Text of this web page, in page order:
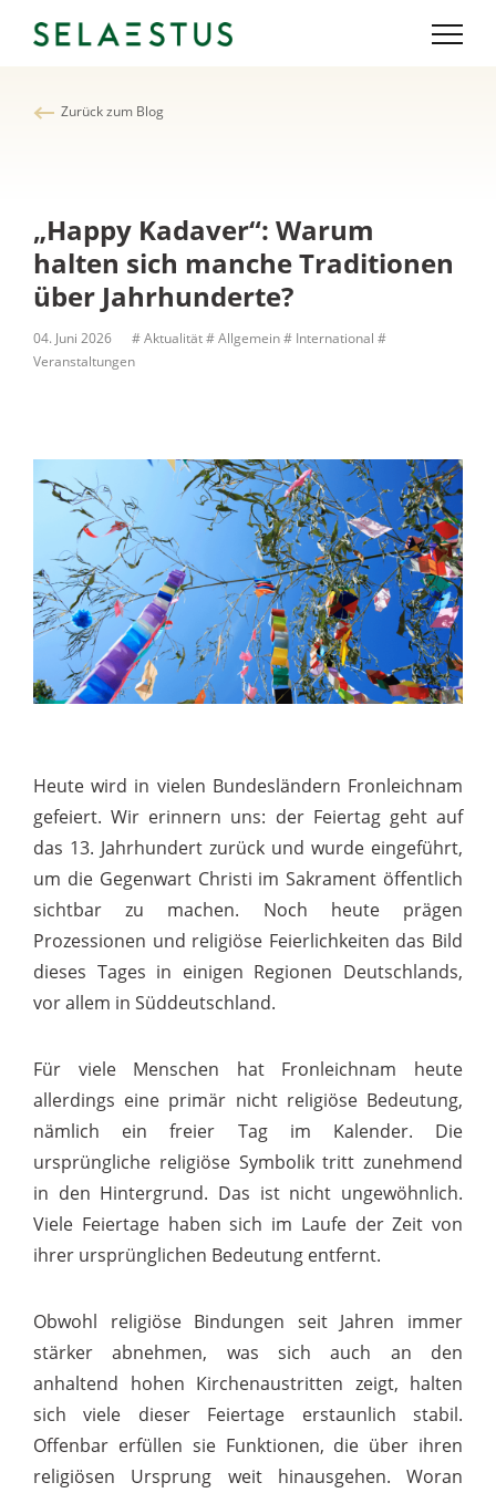
Zurück zum Blog
„Happy Kadaver“: Warum
halten sich manche Traditionen
über Jahrhunderte?
04. Juni 2026 # Aktualität# Allgemein# International #
Veranstaltungen
Heute wird in vielen Bundesländern Fronleichnam
gefeiert. Wir erinnern uns: der Feiertag geht auf
das 13. Jahrhundert zurück und wurde eingeführt,
um die Gegenwart Christi im Sakrament öffentlich
sichtbar zu machen. Noch heute prägen
Prozessionen und religiöse Feierlichkeiten das Bild
dieses Tages in einigen Regionen Deutschlands,
vor allem in Süddeutschland.
Für viele Menschen hat Fronleichnam heute
allerdings eine primär nicht religiöse Bedeutung,
nämlich ein freier Tag im Kalender. Die
ursprüngliche religiöse Symbolik tritt zunehmend
in den Hintergrund. Das ist nicht ungewöhnlich.
Viele Feiertage haben sich im Laufe der Zeit von
ihrer ursprünglichen Bedeutung entfernt.
Obwohl religiöse Bindungen seit Jahren immer
stärker abnehmen, was sich auch an den
anhaltend hohen Kirchenaustritten zeigt, halten
sich viele dieser Feiertage erstaunlich stabil.
Offenbar erfüllen sie Funktionen, die über ihren
religiösen Ursprung weit hinausgehen. Woran